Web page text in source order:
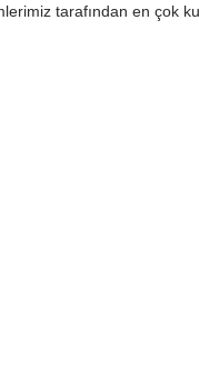
tarafından en çok